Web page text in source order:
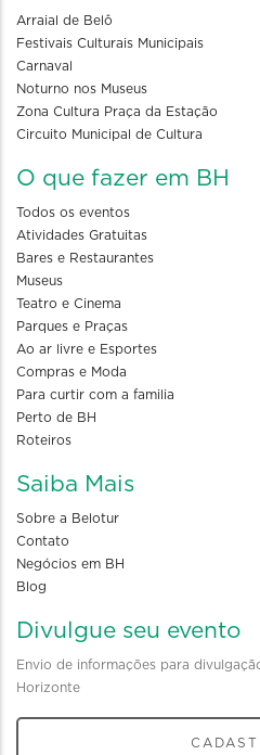
Arraial de Belô
Festivais Culturais Municipais
Carnaval
Noturno nos Museus
Zona Cultura Praça da Estação
Circuito Municipal de Cultura
O que fazer em BH
Todos os eventos
Atividades Gratuitas
Bares e Restaurantes
Museus
Teatro e Cinema
Parques e Praças
Ao ar livre e Esportes
Compras e Moda
Para curtir com a familia
Perto de BH
Roteiros
Saiba Mais
Sobre a Belotur
Contato
Negócios em BH
Blog
Divulgue seu evento
Envio de informações para
Horizonte